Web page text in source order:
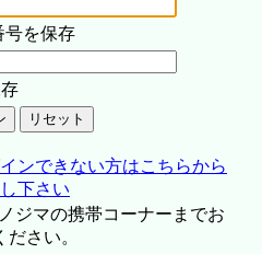
号を保存
ンできない方はこちらから
下さい
ジマの携帯コーナーまでお
ださい。